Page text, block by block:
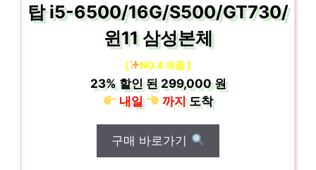
탑 i5-6500/16G/S500/GT730/
윈11 삼성본체
[ NO.4 제품 ]
23%할인 된299,000 원
내일
까지도착
구매 바로가기